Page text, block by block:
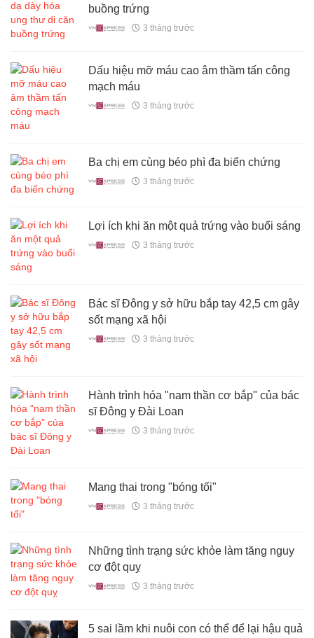
buồng trứng
3 tháng trước
Dấu hiệu mỡ máu cao âm thầm tấn công
mạch máu
3 tháng trước
Ba chị em cùng béo phì đa biến chứng
3 tháng trước
Lợi ích khi ăn một quả trứng vào buổi sáng
3 tháng trước
Bác sĩ Đông y sở hữu bắp tay 42,5 cm gây
sốt mạng xã hội
3 tháng trước
Hành trình hóa "nam thần cơ bắp" của bác
sĩ Đông y Đài Loan
3 tháng trước
Mang thai trong "bóng tối"
3 tháng trước
Những tình trạng sức khỏe làm tăng nguy
cơ đột quỵ
3 tháng trước
5 sai lầm khi nuôi con có thể để lại hậu quả